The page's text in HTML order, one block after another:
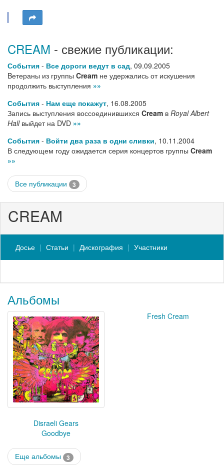
CREAM - свежие публикации:
События - Все дороги ведут в сад, 09.09.2005
Bетераны из группы Cream не удержались от искушения
продолжить выступления »»
События - Нам еще покажут, 16.08.2005
Запись выступления воссоединившихся Cream в Royal Albert
Hallвыйдет на DVD »»
События - Войти два раза в одни сливки, 10.11.2004
В следующем году ожидается серия концертов группы Cream
»»
Все публикации 3
CREAM
Досье Статьи Дискография Участники
Альбомы
Disraeli Gears
Fresh Cream
Goodbye
Еще альбомы 3